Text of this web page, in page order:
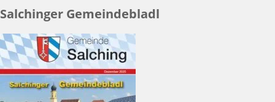
Salchinger Gemeindebladl